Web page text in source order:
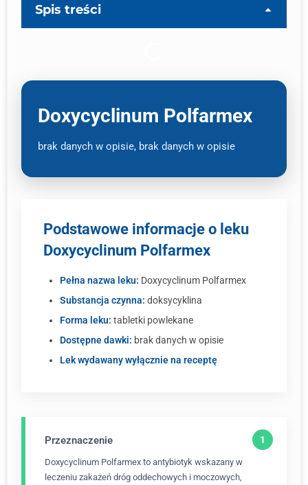
Spis treści
Doxycyclinum Polfarmex
brak danych w opisie, brak danych w opisie
Podstawowe informacje o leku
Doxycyclinum Polfarmex
Pełna nazwa leku: Doxycyclinum Polfarmex
Substancja czynna: doksycyklina
Forma leku: tabletki powlekane
Dostępne dawki: brak danych w opisie
Lek wydawany wyłącznie na receptę
Przeznaczenie
Doxycyclinum Polfarmex to antybiotyk wskazany w
leczeniu zakażeń dróg oddechowych i moczowych,